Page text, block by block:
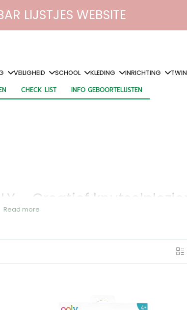
LIJSTJES WEBSITE
VEILIGHEID SCHOOL KLEDING INRICHTING
CHECK LIST
CHECK LIST
INFO GEBOORTELIJSTEN
INFO GEBOORTELIJSTEN
– Creatief
met oog voor kinderen – veilig in gebruik en vrij van
Read more